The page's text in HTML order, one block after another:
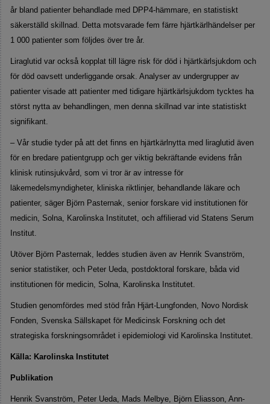
år bland patienter behandlade med DPP4-hämmare, en statistiskt
säkerställd skillnad. Detta motsvarade fem färre hjärtkärlhändelser per
1 000 patienter som följdes över tre år.
Liraglutid var också kopplat till lägre risk för död i hjärtkärlsjukdom och
för död oavsett underliggande orsak. Analyser av undergrupper av
patienter visade att patienter med tidigare hjärtkärlsjukdom tycktes ha
störst nytta av behandlingen, men denna skillnad var inte statistiskt
signifikant.
– Vår studie tyder på att det finns en hjärtkärlnytta med liraglutid även
för en bredare patientgrupp och ger viktig bekräftande evidens från
klinisk rutinsjukvård, som vi tror är av intresse för
läkemedelsmyndigheter, kliniska riktlinjer, behandlande läkare och
patienter, säger Björn Pasternak, senior forskare vid institutionen för
medicin, Solna, Karolinska Institutet, och affilierad vid Statens Serum
Institut.
Utöver Björn Pasternak, leddes studien även av Henrik Svanström,
senior statistiker, och Peter Ueda, postdoktoral forskare, båda vid
institutionen för medicin, Solna, Karolinska Institutet.
Studien genomfördes med stöd från Hjärt-Lungfonden, Novo Nordisk
Fonden, Svenska Sällskapet för Medicinsk Forskning och det
strategiska forskningsområdet i epidemiologi vid Karolinska Institutet.
Källa: Karolinska Institutet
Publikation
Henrik Svanström, Peter Ueda, Mads Melbye, Björn Eliasson, Ann-